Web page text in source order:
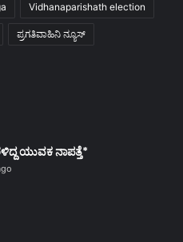
Vidhanaparishath election
ಪ್ರಗತಿವಾಹಿನಿ ನ್ಯೂಸ್
ಯುವಕ ನಾಪತ್ತೆ*